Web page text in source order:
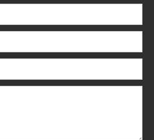
义，成为贤明君主;而桀、纣残暴
比强调个人在利害关头的选择，不仅
刻影响着社会的治乱兴衰警示人们警
后，渔夫以路人相遇相互礼让的日常
“义”的准则，以相互尊重与理解为
逐，才能以仁德与正义推动社会的稳